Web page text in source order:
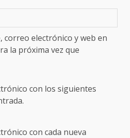
correo electrónico y web en
la próxima vez que
con los siguientes
con cada nueva